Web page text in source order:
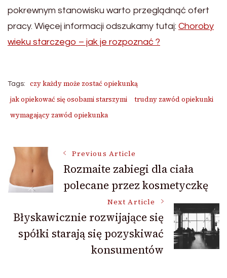
pokrewnym stanowisku warto przeglądnąć ofert
pracy. Więcej informacji odszukamy tutaj: Choroby
wieku starczego – jak je rozpoznać ?
Tags:
czy każdy może zostać opiekunką
jak opiekować się osobami starszymi
trudny zawód opiekunki
wymagający zawód opiekunka
Post
Navigation
Previous Article
Rozmaite zabiegi dla ciała
polecane przez kosmetyczkę
Next Article
Błyskawicznie rozwijające się
spółki starają się pozyskiwać
konsumentów